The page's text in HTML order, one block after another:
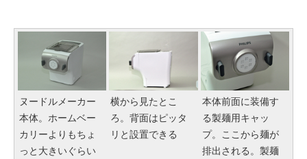
ヌードルメーカー
本体。ホームベー
カリーよりもちょ
っと大きいぐらい
横から見たとこ
ろ。背面はピッタ
リと設置できる
本体前面に装備す
る製麺用キャッ
プ。ここから麺が
排出される。製麺